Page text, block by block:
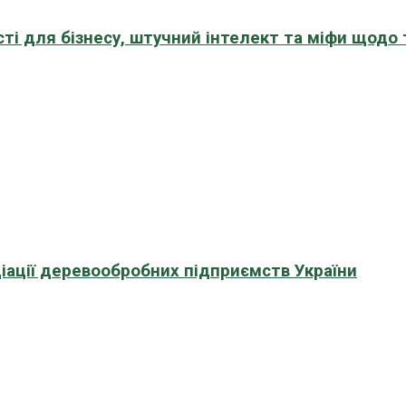
для бізнесу, штучний інтелект та міфи щодо
деревообробних підприємств України